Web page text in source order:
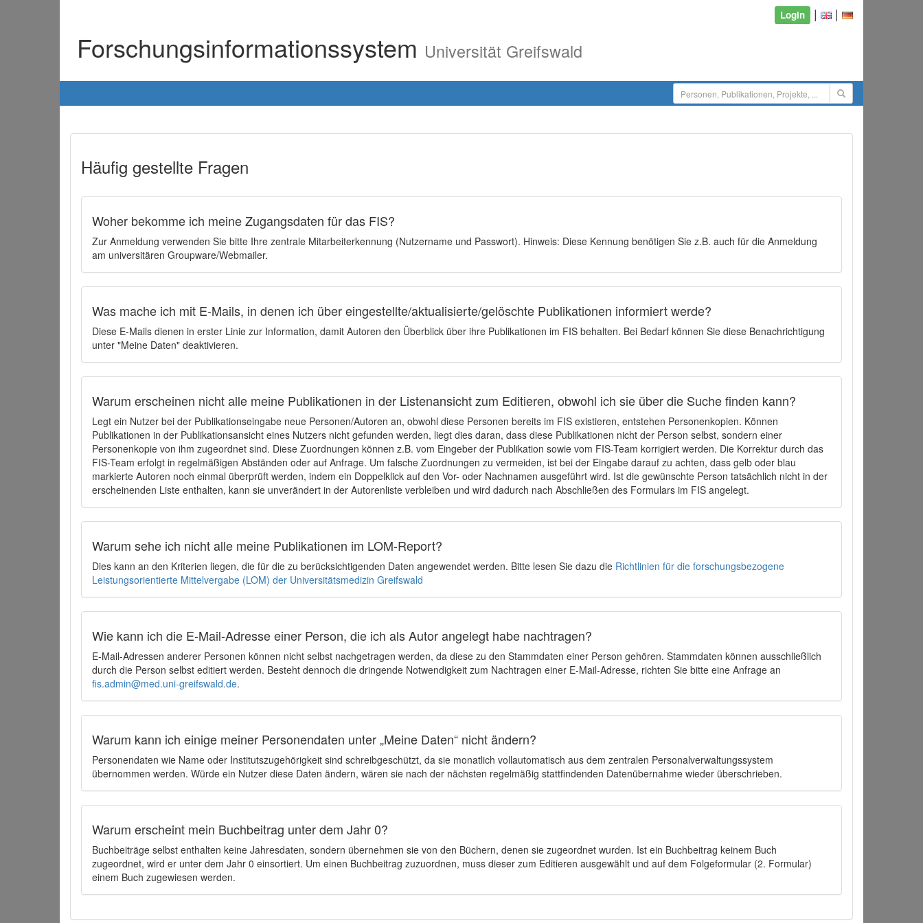
Login | |
Forschungsinformationssystem Universität Greifswald
Häufig gestellte Fragen
Woher bekomme ich meine Zugangsdaten für das FIS?
Zur Anmeldung verwenden Sie bitte Ihre zentrale Mitarbeiterkennung (Nutzername und Passwort). Hinweis: Diese Kennung benötigen Sie z.B. auch für die Anmeldung
am universitären Groupware/Webmailer.
Was mache ich mit E-Mails, in denen ich über eingestellte/aktualisierte/gelöschte Publikationen informiert werde?
Diese E-Mails dienen in erster Linie zur Information, damit Autoren den Überblick über ihre Publikationen im FIS behalten. Bei Bedarf können Sie diese Benachrichtigung
unter "Meine Daten" deaktivieren.
Warum erscheinen nicht alle meine Publikationen in der Listenansicht zum Editieren, obwohl ich sie über die Suche finden kann?
Legt ein Nutzer bei der Publikationseingabe neue Personen/Autoren an, obwohl diese Personen bereits im FIS existieren, entstehen Personenkopien. Können
Publikationen in der Publikationsansicht eines Nutzers nicht gefunden werden, liegt dies daran, dass diese Publikationen nicht der Person selbst, sondern einer
Personenkopie von ihm zugeordnet sind. Diese Zuordnungen können z.B. vom Eingeber der Publikation sowie vom FIS-Team korrigiert werden. Die Korrektur durch das
FIS-Team erfolgt in regelmäßigen Abständen oder auf Anfrage. Um falsche Zuordnungen zu vermeiden, ist bei der Eingabe darauf zu achten, dass gelb oder blau
markierte Autoren noch einmal überprüft werden, indem ein Doppelklick auf den Vor- oder Nachnamen ausgeführt wird. Ist die gewünschte Person tatsächlich nicht in der
erscheinenden Liste enthalten, kann sie unverändert in der Autorenliste verbleiben und wird dadurch nach Abschließen des Formulars im FIS angelegt.
Warum sehe ich nicht alle meine Publikationen im LOM-Report?
Dies kann an den Kriterien liegen, die für die zu berücksichtigenden Daten angewendet werden. Bitte lesen Sie dazu die Richtlinien für die forschungsbezogene
Leistungsorientierte Mittelvergabe (LOM) der Universitätsmedizin Greifswald
Wie kann ich die E-Mail-Adresse einer Person, die ich als Autor angelegt habe nachtragen?
E-Mail-Adressen anderer Personen können nicht selbst nachgetragen werden, da diese zu den Stammdaten einer Person gehören. Stammdaten können ausschließlich
durch die Person selbst editiert werden. Besteht dennoch die dringende Notwendigkeit zum Nachtragen einer E-Mail-Adresse, richten Sie bitte eine Anfrage an
fis.admin@med.uni-greifswald.de.
Warum kann ich einige meiner Personendaten unter „Meine Daten“ nicht ändern?
Personendaten wie Name oder Institutszugehörigkeit sind schreibgeschützt, da sie monatlich vollautomatisch aus dem zentralen Personalverwaltungssystem
übernommen werden. Würde ein Nutzer diese Daten ändern, wären sie nach der nächsten regelmäßig stattfindenden Datenübernahme wieder überschrieben.
Warum erscheint mein Buchbeitrag unter dem Jahr 0?
Buchbeiträge selbst enthalten keine Jahresdaten, sondern übernehmen sie von den Büchern, denen sie zugeordnet wurden. Ist ein Buchbeitrag keinem Buch
zugeordnet, wird er unter dem Jahr 0 einsortiert. Um einen Buchbeitrag zuzuordnen, muss dieser zum Editieren ausgewählt und auf dem Folgeformular (2. Formular)
einem Buch zugewiesen werden.